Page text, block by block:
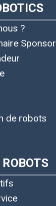
?
Sponsor
de robots